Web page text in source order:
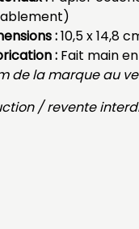
:10,5 x 14,8
: Fait main
de la marque au
/ revente